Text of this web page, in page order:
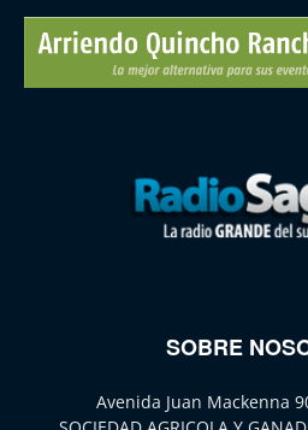
SOBRE
Avenida Juan Mackenna